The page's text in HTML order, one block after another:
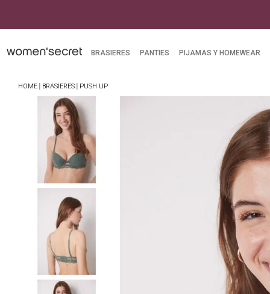
BRASIERES PANTIES PIJAMAS Y HOMEWEAR
BRASIERES PUSH UP